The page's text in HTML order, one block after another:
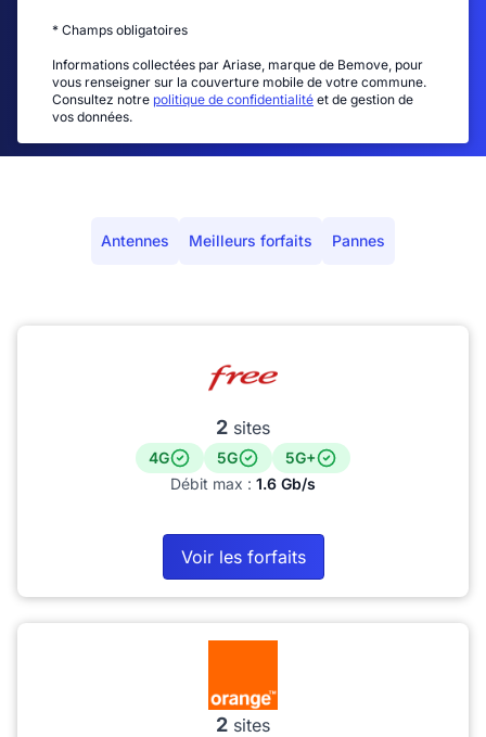
* Champs obligatoires
Informations collectées par Ariase, marque de Bemove, pour
vous renseigner sur la couverture mobile de votre commune.
Consultez notre politique de confidentialité et de gestion de
vos données.
Antennes Meilleurs forfaits Pannes
2 sites
4G 5G
5G+
Débit max : 1.6 Gb/s
Voir les forfaits
2 sites